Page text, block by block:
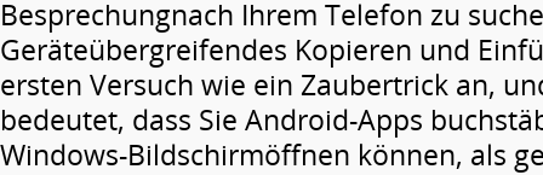
Besprechungnach Ihrem Telefon zu
Geräteübergreifendes Kopieren und
ersten Versuch wie ein Zaubertrick an,
bedeutet, dass Sie Android-Apps
Windows-Bildschirmöffnen können, als